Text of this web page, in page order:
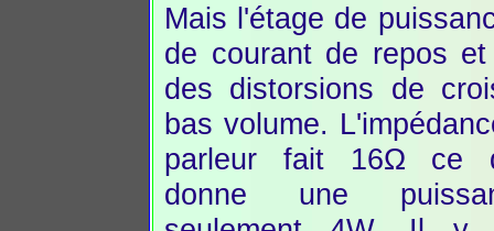
Mais l'étage de
de courant de repos
des distorsions de
bas volume.
parleur fait 16Ω ce
donne une